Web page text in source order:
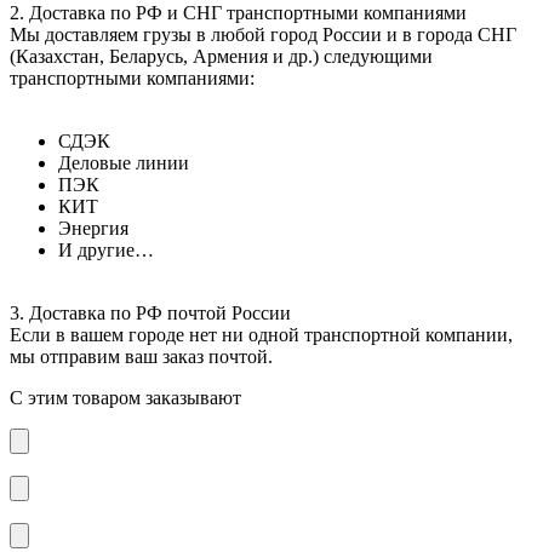
2. Доставка по РФ и СНГ транспортными компаниями
Мы доставляем грузы в любой город России и в города СНГ
(Казахстан, Беларусь, Армения и др.) следующими
транспортными компаниями:
СДЭК
Деловые линии
ПЭК
КИТ
Энергия
И другие…
3. Доставка по РФ почтой России
Если в вашем городе нет ни одной транспортной компании,
мы отправим ваш заказ почтой.
С этим товаром заказывают